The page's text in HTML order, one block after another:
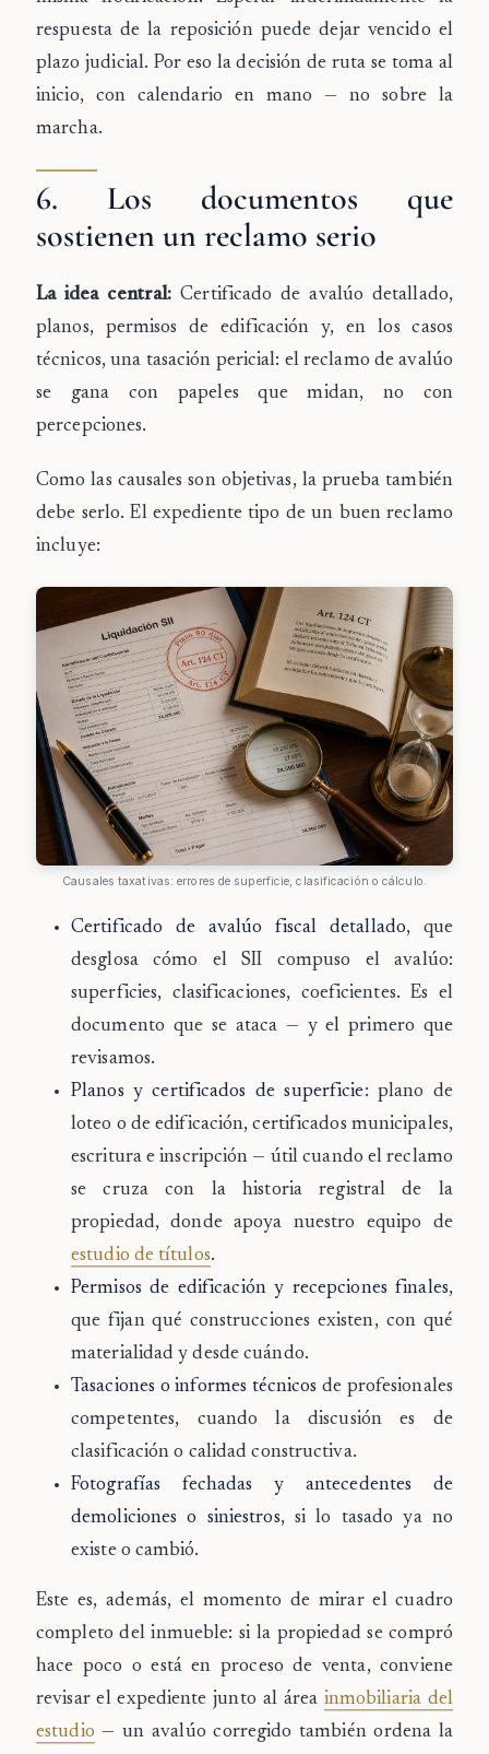
respuesta de la reposición puede dejar vencido el
plazo judicial. Por eso la decisión de ruta se toma al
inicio, con calendario en mano — no sobre la
marcha.
6. Los documentos que
sostienen un reclamo serio
La idea central: Certificado de avalúo detallado,
planos, permisos de edificación y, en los casos
técnicos, una tasación pericial: el reclamo de avalúo
se gana con papeles que midan, no con
percepciones.
Como las causales son objetivas, la prueba también
debe serlo. El expediente tipo de un buen reclamo
incluye:
Causales taxativas: errores de superficie, clasificación o cálculo.
Certificado de avalúo fiscal detallado, que
desglosa cómo el SII compuso el avalúo:
superficies, clasificaciones, coeficientes. Es el
documento que se ataca — y el primero que
revisamos.
Planos y certificados de superficie: plano de
loteo o de edificación, certificados municipales,
escritura e inscripción — útil cuando el reclamo
se cruza con la historia registral de la
propiedad, donde apoya nuestro equipo de
estudio de títulos.
Permisos de edificación y recepciones finales,
que fijan qué construcciones existen, con qué
materialidad y desde cuándo.
Tasaciones o informes técnicos de profesionales
competentes, cuando la discusión es de
clasificación o calidad constructiva.
Fotografías fechadas y antecedentes de
demoliciones o siniestros, si lo tasado ya no
existe o cambió.
Este es, además, el momento de mirar el cuadro
completo del inmueble: si la propiedad se compró
hace poco o está en proceso de venta, conviene
revisar el expediente junto al área inmobiliaria del
estudio — un avalúo corregido también ordena la